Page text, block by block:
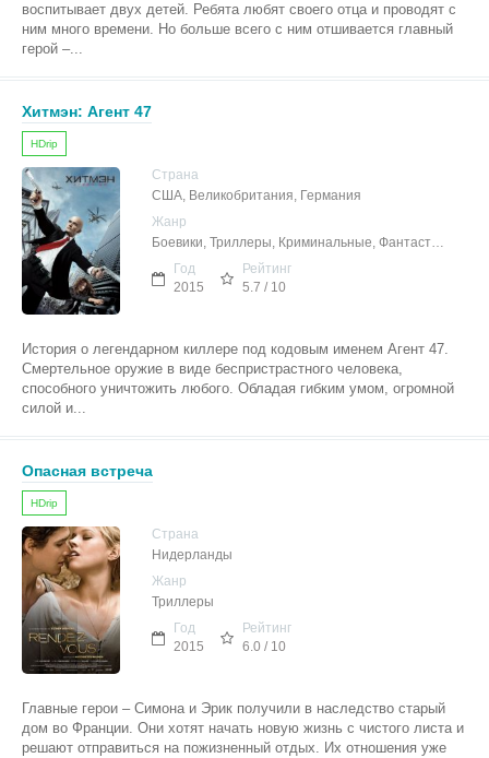
воспитывает двух детей. Ребята любят своего отца и проводят с
ним много времени. Но больше всего с ним отшивается главный
герой –...
Хитмэн: Агент 47
HDrip
Страна
США, Великобритания, Германия
Жанр
Боевики, Триллеры, Криминальные, Фантастика
Год
2015
Рейтинг
5.7 / 10
История о легендарном киллере под кодовым именем Агент 47.
Смертельное оружие в виде беспристрастного человека,
способного уничтожить любого. Обладая гибким умом, огромной
силой и...
Опасная встреча
HDrip
Страна
Нидерланды
Жанр
Триллеры
Год
2015
Рейтинг
6.0 / 10
Главные герои – Симона и Эрик получили в наследство старый
дом во Франции. Они хотят начать новую жизнь с чистого листа и
решают отправиться на пожизненный отдых. Их отношения уже